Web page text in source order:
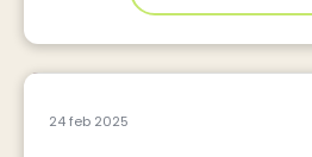
24 feb 2025